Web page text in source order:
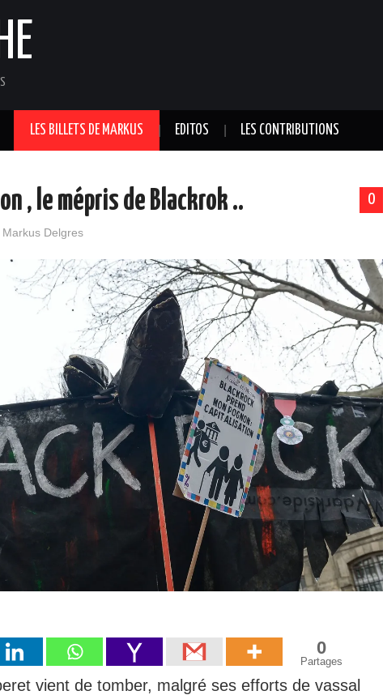
LES BILLETS DE MARKUS EDITOS LES CONTRIBUTIONS
0
, le mépris de Blackrok ..
Markus Delgres
0
Partages
vient de tomber, malgré ses efforts de vassal